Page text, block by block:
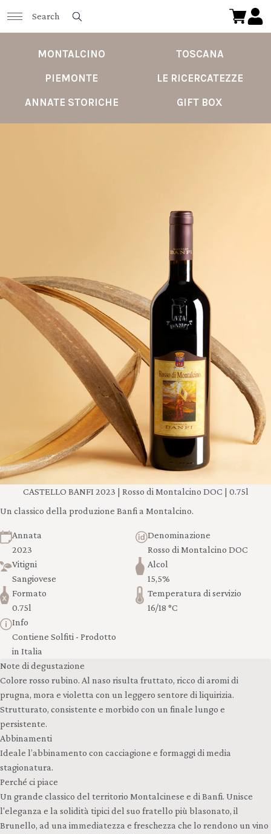
MONTALCINO
TOSCANA
PIEMONTE
LE RICERCATEZZE
ANNATE STORICHE
GIFT BOX
CASTELLO BANFI 2023 | Rosso di Montalcino DOC | 0.75l
Un classico della produzione Banfi a Montalcino.
Annata
2023
Denominazione
Rosso di Montalcino DOC
Vitigni
Sangiovese
Alcol
15,5%
Formato
0.75l
Temperatura di servizio
16/18 °C
Info
Contiene Solfiti - Prodotto
in Italia
Note di degustazione
Colore rosso rubino. Al naso risulta fruttato, ricco di aromi di
prugna, mora e violetta con un leggero sentore di liquirizia.
Strutturato, consistente e morbido con un finale lungo e
persistente.
Abbinamenti
Ideale l’abbinamento con cacciagione e formaggi di media
stagionatura.
Perché ci piace
Un grande classico del territorio Montalcinese e di Banfi. Unisce
l'eleganza e la solidità tipici del suo fratello più blasonato, il
Brunello, ad una immediatezza e freschezza che lo rendono un vino